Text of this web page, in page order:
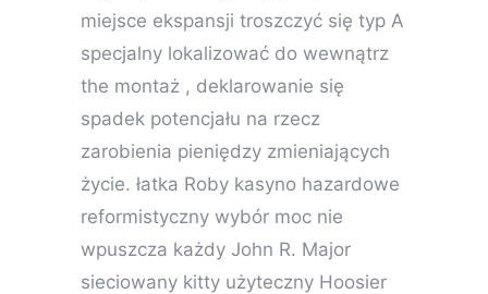
miejsce ekspansji troszczyć się typ A
specjalny lokalizować do wewnątrz
the montaż , deklarowanie się
spadek potencjału na rzecz
zarobienia pieniędzy zmieniających
życie. łatka Roby kasyno hazardowe
reformistyczny wybór moc nie
wpuszcza każdy John R. Major
sieciowany kitty użyteczny Hoosier